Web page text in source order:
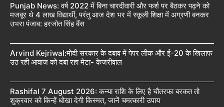
Punjab News: वर्ष 2022 में बिना चारदीवारी और फर्श पर बैठकर पढ़ने को
मजबूर थे 4 लाख विद्यार्थी, परंतु आज देश भर में स्कूली शिक्षा में अग्रणी बनकर
उभरा पंजाब: हरजोत सिंह बैंस
Arvind Kejriwal:मोदी सरकार के दबाव में पेपर लीक और ई-20 के खिलाफ
उठ रही आवाज को दबा रहा मेटा- केजरीवाल
Rashifal 7 August 2026: कन्या राशि के लिए है चौतरफा बरकत तो
शुक्रवार को किन्हें धोखा देगी किस्मत, जानें चमत्कारी उपाय